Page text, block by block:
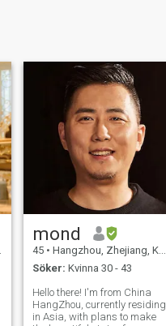
mond
45 • Hangzhou, Zhejiang, Kina
Söker: Kvinna 30 - 43
Hello there! I'm from China
HangZhou, currently residing
in Asia, with plans to make